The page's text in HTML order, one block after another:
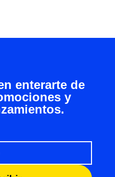
enterarte de
y